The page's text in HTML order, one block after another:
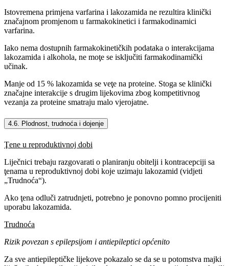
Istovremena primjena varfarina i lakozamida ne rezultira klinički
značajnom promjenom u farmakokinetici i farmakodinamici
varfarina.
Iako nema dostupnih farmakokinetičkih podataka o interakcijama
lakozamida i alkohola, ne moţe se isključiti farmakodinamički
učinak.
Manje od 15 % lakozamida se veţe na proteine. Stoga se klinički
značajne interakcije s drugim lijekovima zbog kompetitivnog
vezanja za proteine smatraju malo vjerojatne.
4.6. Plodnost, trudnoća i dojenje
Ţene u reproduktivnoj dobi
Liječnici trebaju razgovarati o planiranju obitelji i kontracepciji sa
ţenama u reproduktivnoj dobi koje uzimaju lakozamid (vidjeti
„Trudnoća“).
Ako ţena odluči zatrudnjeti, potrebno je ponovno pomno procijeniti
uporabu lakozamida.
Trudnoća
Rizik povezan s epilepsijom i antiepileptici općenito
Za sve antiepileptičke lijekove pokazalo se da se u potomstva majki